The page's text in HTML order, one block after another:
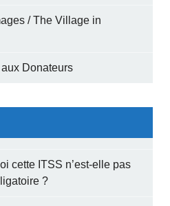
/ The Village in
Donateurs
cette ITSS n’est-elle pas
?